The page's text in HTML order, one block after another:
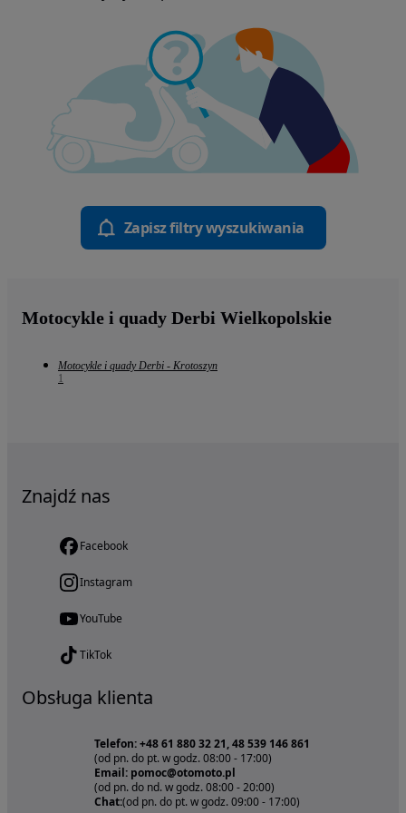
Zapisz filtry wyszukiwania
Motocykle i quady Derbi Wielkopolskie
Motocykle i quady Derbi - Krotoszyn
1
Znajdź nas
Facebook
Instagram
YouTube
TikTok
Obsługa klienta
Telefon: +48 61 880 32 21, 48 539 146 861
(od pn. do pt. w godz. 08:00 - 17:00)
Email: pomoc@otomoto.pl
(od pn. do nd. w godz. 08:00 - 20:00)
Chat:(od pn. do pt. w godz. 09:00 - 17:00)